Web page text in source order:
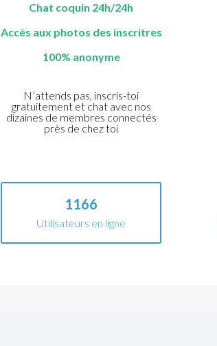
Chat coquin 24h/24h
Accès aux photos des inscritres
100% anonyme
N’attends pas, inscris-toi
gratuitement et chat avec nos
dizaines de membres connectés
près de chez toi
1166
Utilisateurs en ligne